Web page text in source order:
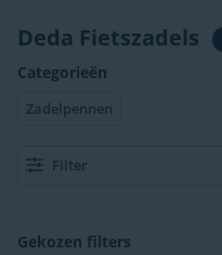
Deda Fietszadels
Categorieën
Zadelpennen
Filter
Gekozen filters